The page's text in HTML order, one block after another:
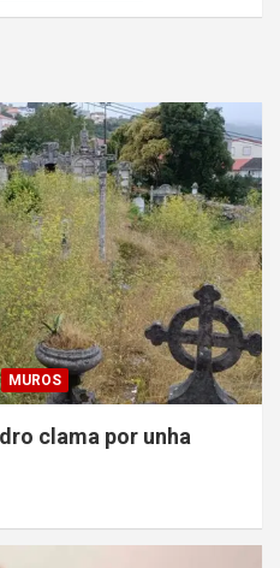
MUROS
clama por unha